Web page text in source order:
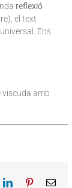
reflexió
el text
Ens
viscuda amb
LinkedInPinterestEmail